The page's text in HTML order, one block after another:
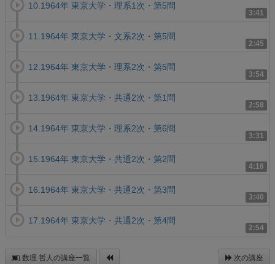
3:41
10.1964年 東京大学・理系1次・第5問
2:45
11.1964年 東京大学・文系2次・第5問
3:54
12.1964年 東京大学・理系2次・第5問
2:58
13.1964年 東京大学・共通2次・第1問
3:31
14.1964年 東京大学・理系2次・第6問
4:16
15.1964年 東京大学・共通2次・第2問
3:40
16.1964年 東京大学・共通2次・第3問
2:54
17.1964年 東京大学・共通2次・第4問
数理 哲人の講座一覧 次の講座